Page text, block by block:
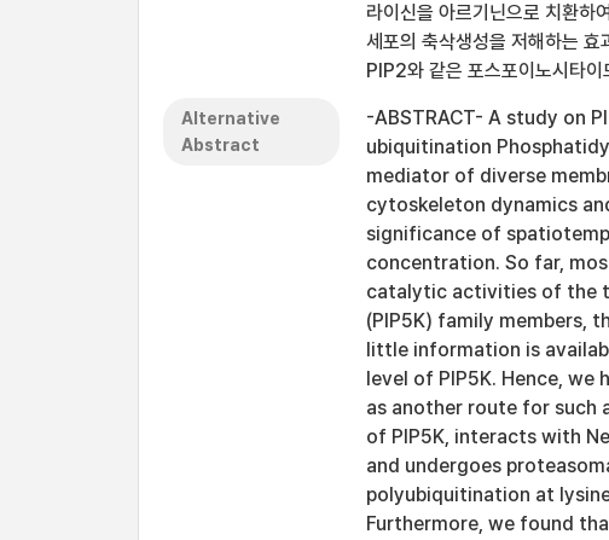
라이신을 아르기닌으로 치환
세포의 축삭생성을 저해하는
PIP2와 같은 포스포이노시타
Alternative
Abstract
-ABSTRACT- A study on
ubiquitination
mediator of diverse
cytoskeleton dynamics
significance of
concentration. So far,
catalytic activities of the
(PIP5K) family members,
little information is
level of PIP5K. Hence, we
as another route for such
of PIP5K, interacts with
and undergoes
polyubiquitination at
Furthermore, we found